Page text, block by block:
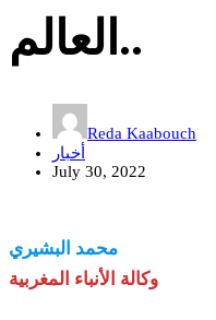
العالم..
Reda Kaabouch
أخبار
July 30, 2022
محمد البشيري
وكالة الأنباء المغربية